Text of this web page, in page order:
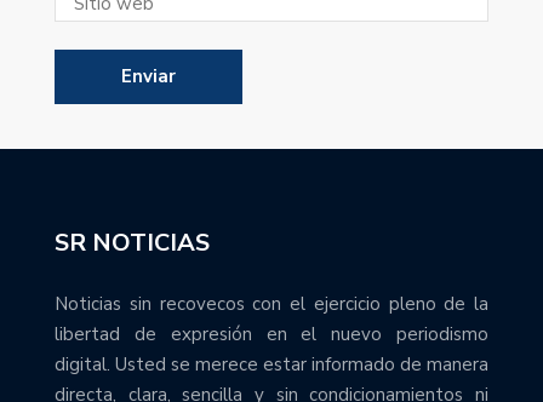
SR NOTICIAS
Noticias sin recovecos con el ejercicio pleno de la
libertad de expresión en el nuevo periodismo
digital. Usted se merece estar informado de manera
directa, clara, sencilla y sin condicionamientos ni